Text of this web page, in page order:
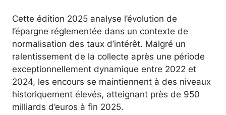
Cette édition 2025 analyse l’évolution de
l’épargne réglementée dans un contexte de
normalisation des taux d’intérêt. Malgré un
ralentissement de la collecte après une période
exceptionnellement dynamique entre 2022 et
2024, les encours se maintiennent à des niveaux
historiquement élevés, atteignant près de 950
milliards d’euros à fin 2025.